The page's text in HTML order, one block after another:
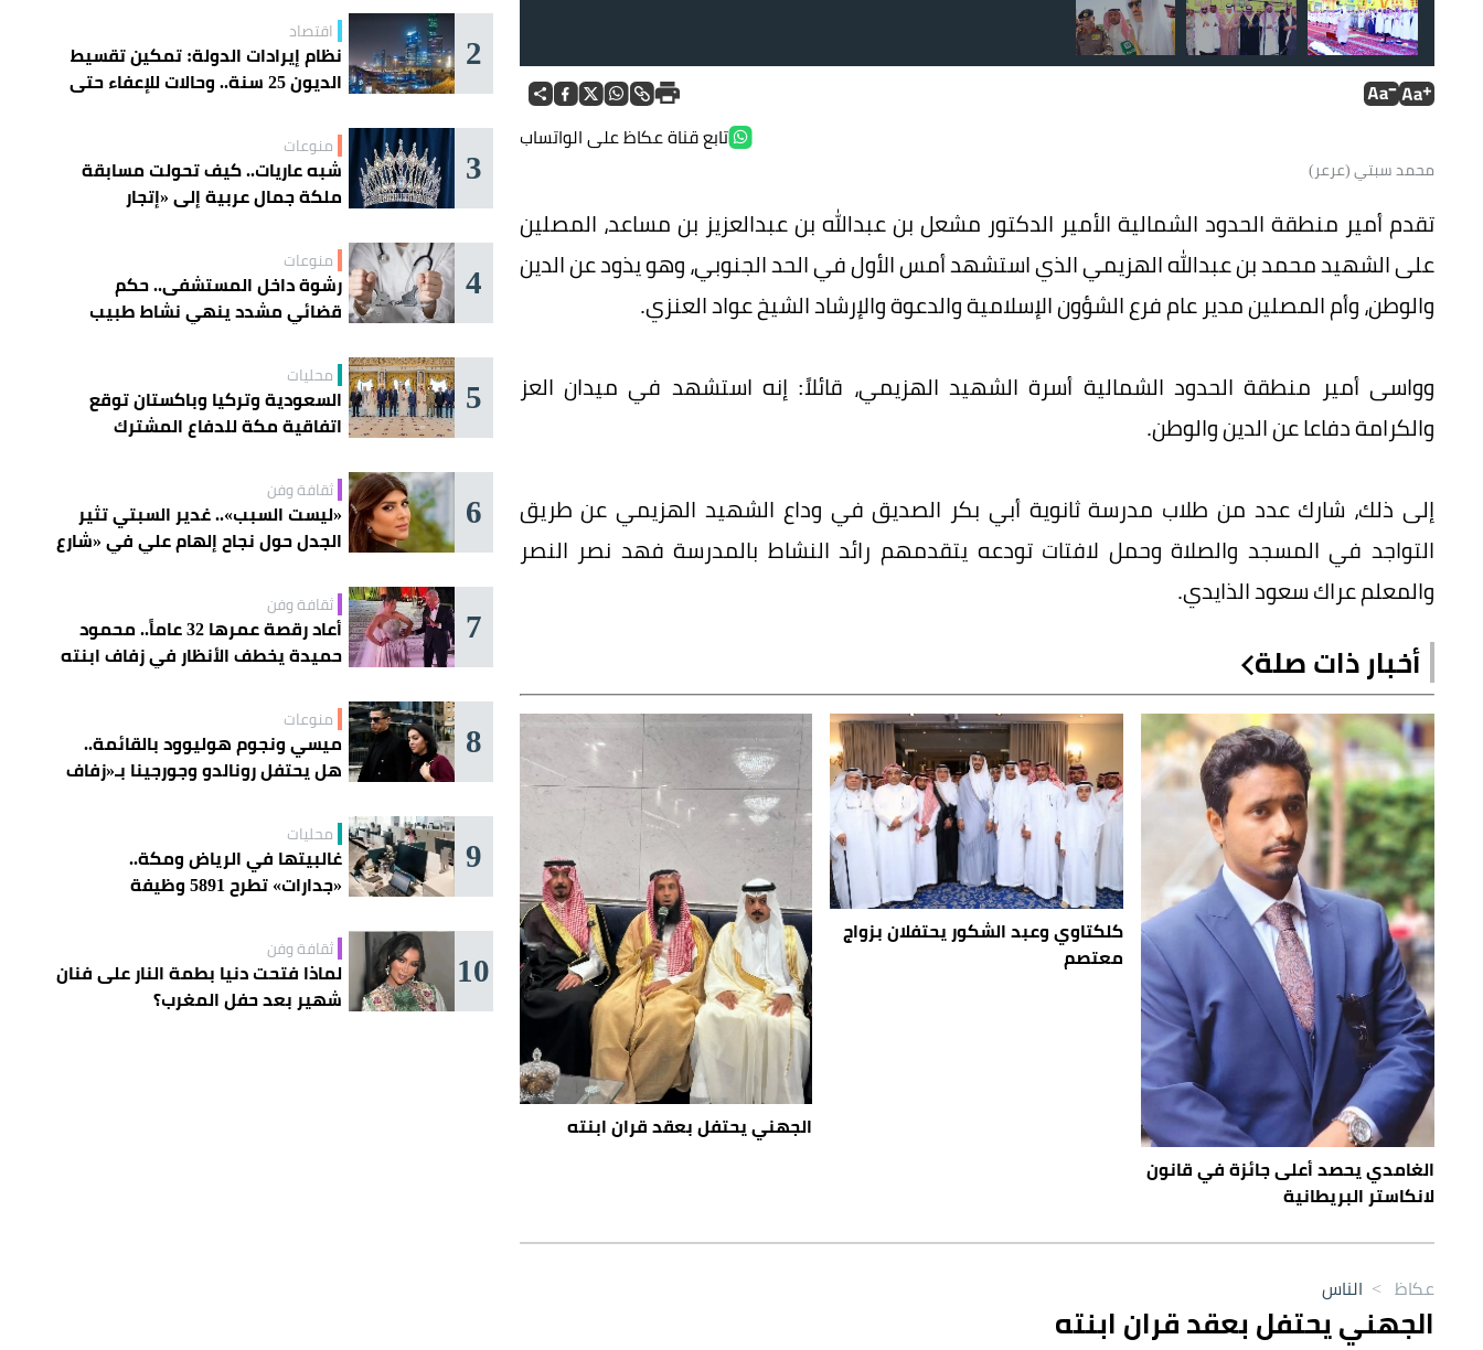
الأمير مشعل بن عبدالله يتقدم المصلين على الشهيد.
تابع قناة عكاظ على الواتساب
محمد سبتي (عرعر)
تقدم أمير منطقة الحدود الشمالية الأمير الدكتور مشعل بن عبدالله بن عبدالعزيز بن مساعد، المصلين
على الشهيد محمد بن عبدالله الهزيمي الذي استشهد أمس الأول في الحد الجنوبي، وهو يذود عن الدين
والوطن، وأم المصلين مدير عام فرع الشؤون الإسلامية والدعوة والإرشاد الشيخ عواد العنزي.
وواسى أمير منطقة الحدود الشمالية أسرة الشهيد الهزيمي، قائلاً: إنه استشهد في ميدان العز
والكرامة دفاعا عن الدين والوطن.
إلى ذلك، شارك عدد من طلاب مدرسة ثانوية أبي بكر الصديق في وداع الشهيد الهزيمي عن طريق
التواجد في المسجد والصلاة وحمل لافتات تودعه يتقدمهم رائد النشاط بالمدرسة فهد نصر النصر
والمعلم عراك سعود الذايدي.
أخبار ذات صلة
الغامدي يحصد أعلى جائزة في قانون
لانكاستر البريطانية
كلكتاوي وعبد الشكور يحتفلان بزواج
معتصم
الجهني يحتفل بعقد قران ابنته
2 اقتصاد
نظام إيرادات الدولة: تمكين تقسيط
الديون 25 سنة.. وحالات للإعفاء حتى
3 منوعات
شبه عاريات.. كيف تحولت مسابقة
ملكة جمال عربية إلى «إتجار
4 منوعات
رشوة داخل المستشفى.. حكم
قضائي مشدد ينهي نشاط طبيب
5 محليات
السعودية وتركيا وباكستان توقع
اتفاقية مكة للدفاع المشترك
6 ثقافة وفن
«ليست السبب».. غدير السبتي تثير
الجدل حول نجاح إلهام علي في «شارع
7 ثقافة وفن
أعاد رقصة عمرها 32 عاماً.. محمود
حميدة يخطف الأنظار في زفاف ابنته
8 منوعات
ميسي ونجوم هوليوود بالقائمة..
هل يحتفل رونالدو وجورجينا بـ«زفاف
9 محليات
غالبيتها في الرياض ومكة..
«جدارات» تطرح 5891 وظيفة
10 ثقافة وفن
لماذا فتحت دنيا بطمة النار على فنان
شهير بعد حفل المغرب؟
عكاظ > الناس
الجهني يحتفل بعقد قران ابنته